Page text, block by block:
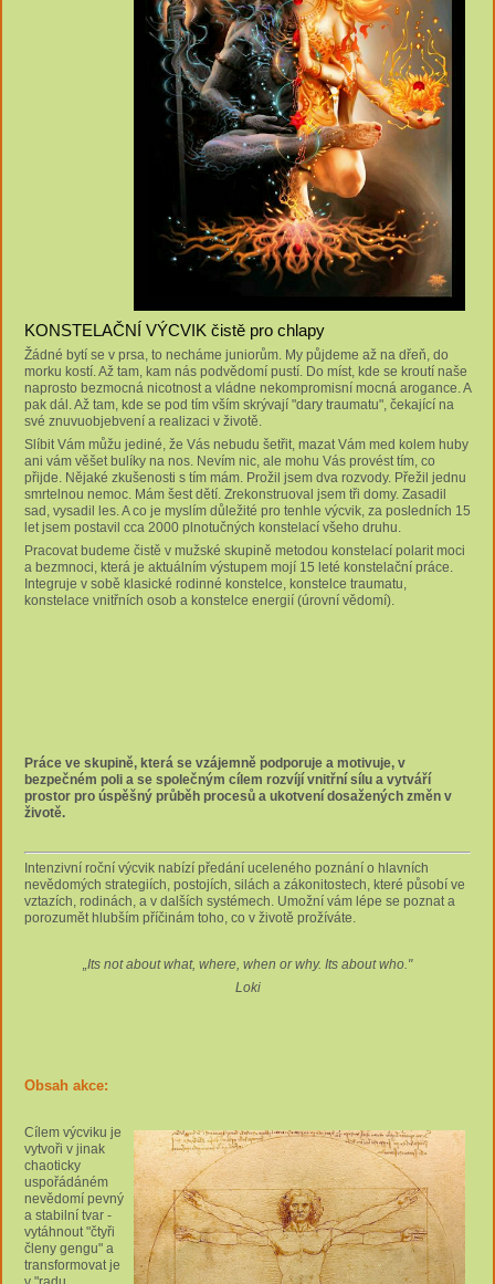
KONSTELAČNÍ VÝCVIK čistě pro chlapy
Žádné bytí se v prsa, to necháme juniorům. My půjdeme až na dřeň, do
morku kostí. Až tam, kam nás podvědomí pustí. Do míst, kde se kroutí naše
naprosto bezmocná nicotnost a vládne nekompromisní mocná arogance. A
pak dál. Až tam, kde se pod tím vším skrývají "dary traumatu", čekající na
své znuvuobjebvení a realizaci v životě.
Slíbit Vám můžu jediné, že Vás nebudu šetřit, mazat Vám med kolem huby
ani vám věšet bulíky na nos. Nevím nic, ale mohu Vás provést tím, co
přijde. Nějaké zkušenosti s tím mám. Prožil jsem dva rozvody. Přežil jednu
smrtelnou nemoc. Mám šest dětí. Zrekonstruoval jsem tři domy. Zasadil
sad, vysadil les. A co je myslím důležité pro tenhle výcvik, za posledních 15
let jsem postavil cca 2000 plnotučných konstelací všeho druhu.
Pracovat budeme čistě v mužské skupině metodou konstelací polarit moci
a bezmnoci, která je aktuálním výstupem mojí 15 leté konstelační práce.
Integruje v sobě klasické rodinné konstelce, konstelce traumatu,
konstelace vnitřních osob a konstelce energií (úrovní vědomí).
Práce ve skupině, která se vzájemně podporuje a motivuje, v
bezpečném poli a se společným cílem rozvíjí vnitřní sílu a vytváří
prostor pro úspěšný průběh procesů a ukotvení dosažených změn v
životě.
Intenzivní roční výcvik nabízí předání uceleného poznání o hlavních
nevědomých strategiích, postojích, silách a zákonitostech, které působí ve
vztazích, rodinách, a v dalších systémech. Umožní vám lépe se poznat a
porozumět hlubším příčinám toho, co v životě prožíváte.
„Its not about what, where, when or why. Its about who."
Loki
Obsah akce:
Cílem výcviku je
vytvoři v jinak
chaoticky
uspořádáném
nevědomí pevný
a stabilní tvar -
vytáhnout "čtyři
členy gengu" a
transformovat je